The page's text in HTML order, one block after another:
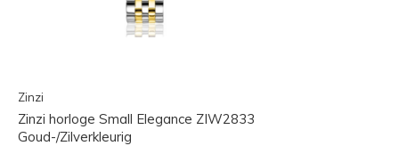
Zinzi
Zinzi horloge Small Elegance ZIW2833
Goud-/Zilverkleurig